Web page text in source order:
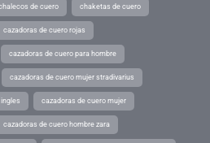
de cuero chaketas de cuero
cazadoras de cuero rojas
cazadoras de cuero para hombre
cazadoras de cuero mujer stradivarius
cazadoras de cuero mujer
cazadoras de cuero hombre zara